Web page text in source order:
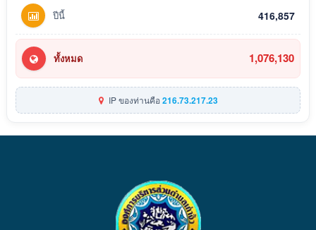
ปีนี้ 416,857
ทั้งหมด 1,076,130
IP ของท่านคือ216.73.217.23